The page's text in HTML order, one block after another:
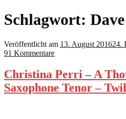
Schlagwort:
Veröffentlicht am 13. August 201624.
91 Kommentare
Christina Perri – A
Saxophone Tenor –